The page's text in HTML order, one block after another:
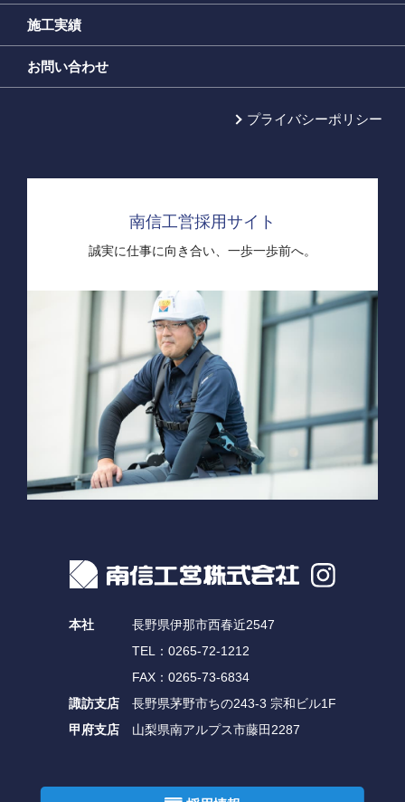
施工実績
お問い合わせ
プライバシーポリシー
南信工営採用サイト
誠実に仕事に向き合い、 一歩一歩前へ。
本社
長野県伊那市西春近2547
TEL：0265-72-1212
FAX：0265-73-6834
諏訪支店
長野県茅野市ちの243-3 宗和ビル1F
甲府支店
山梨県南アルプス市藤田2287